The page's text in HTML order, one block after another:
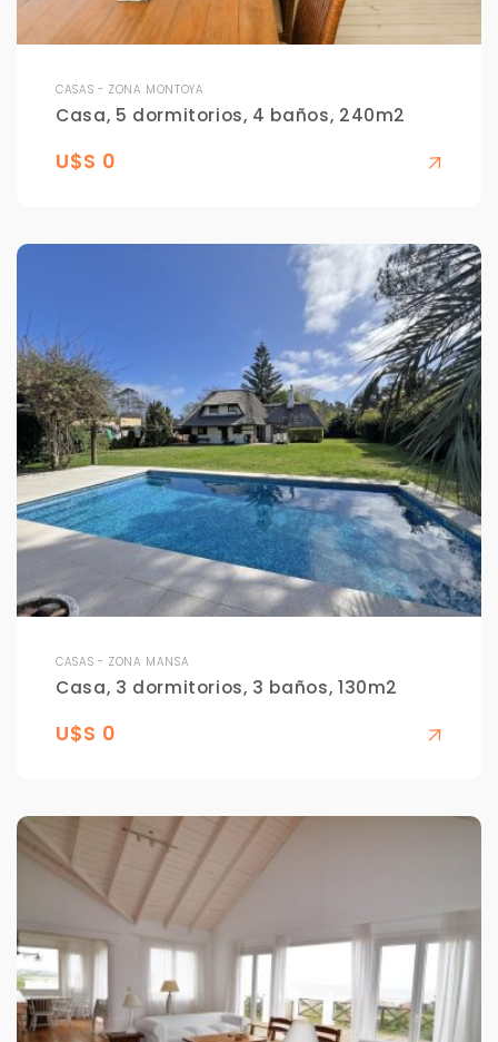
CASAS - ZONA MONTOYA
Casa, 5 dormitorios, 4 baños, 240m2
U$S 0
CASAS - ZONA MANSA
Casa, 3 dormitorios, 3 baños, 130m2
U$S 0